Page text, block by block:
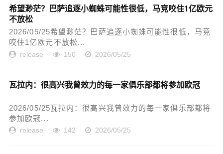
希望渺茫？巴萨追逐小蜘蛛可能性很低，马竞咬住1亿欧元
不放松
2026/05/25希望渺茫？巴萨追逐小蜘蛛可能性很低，马竞
咬住1亿欧元不放松...
release 150 2026/05/25
瓦拉内：很高兴我曾效力的每一家俱乐部都将参加欧冠
2026/05/25瓦拉内：很高兴我曾效力的每一家俱乐部都将
参加欧冠...
release 142 2026/05/25